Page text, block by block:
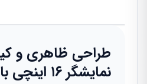
طراحی ظاهری و
نمایشگر ۱۶ اینچی با نسبت ۱۶:۱۰